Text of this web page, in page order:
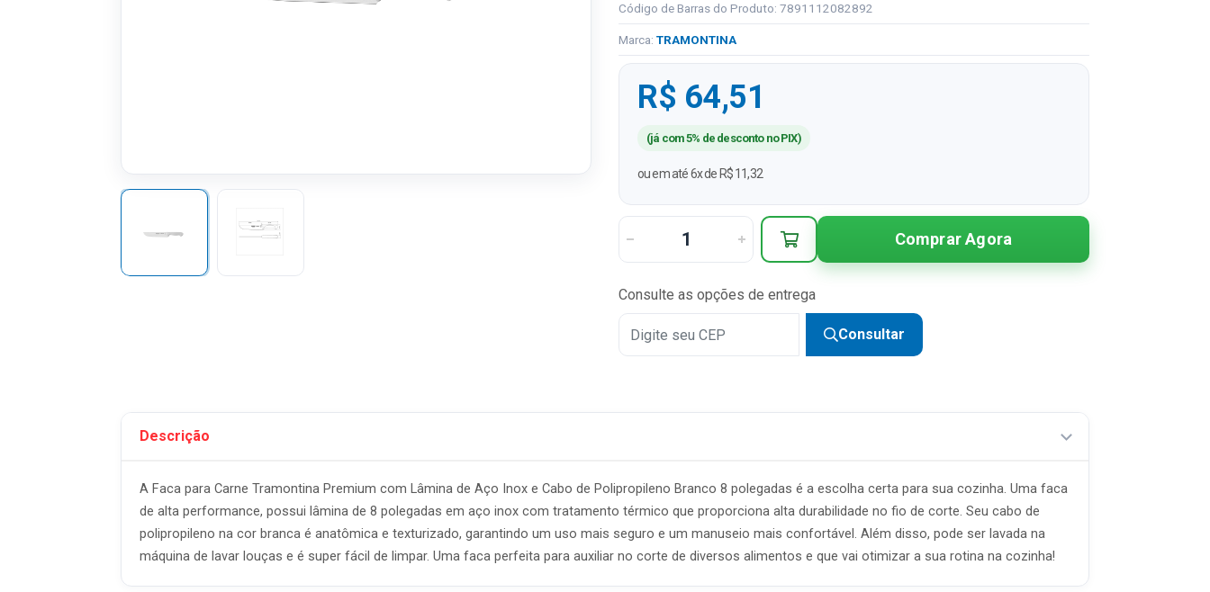
Código de Barras do Produto: 7891112082892
Marca: TRAMONTINA
R$ 64,51
(já com 5% de desconto no PIX)
ou em até 6x de R$ 11,32
Comprar Agora
Consulte as opções de entrega
Consultar
Descrição
A Faca para Carne Tramontina Premium com Lâmina de Aço Inox e Cabo de Polipropileno Branco 8 polegadas é a escolha certa para sua cozinha. Uma faca
de alta performance, possui lâmina de 8 polegadas em aço inox com tratamento térmico que proporciona alta durabilidade no fio de corte. Seu cabo de
polipropileno na cor branca é anatômica e texturizado, garantindo um uso mais seguro e um manuseio mais confortável. Além disso, pode ser lavada na
máquina de lavar louças e é super fácil de limpar. Uma faca perfeita para auxiliar no corte de diversos alimentos e que vai otimizar a sua rotina na cozinha!